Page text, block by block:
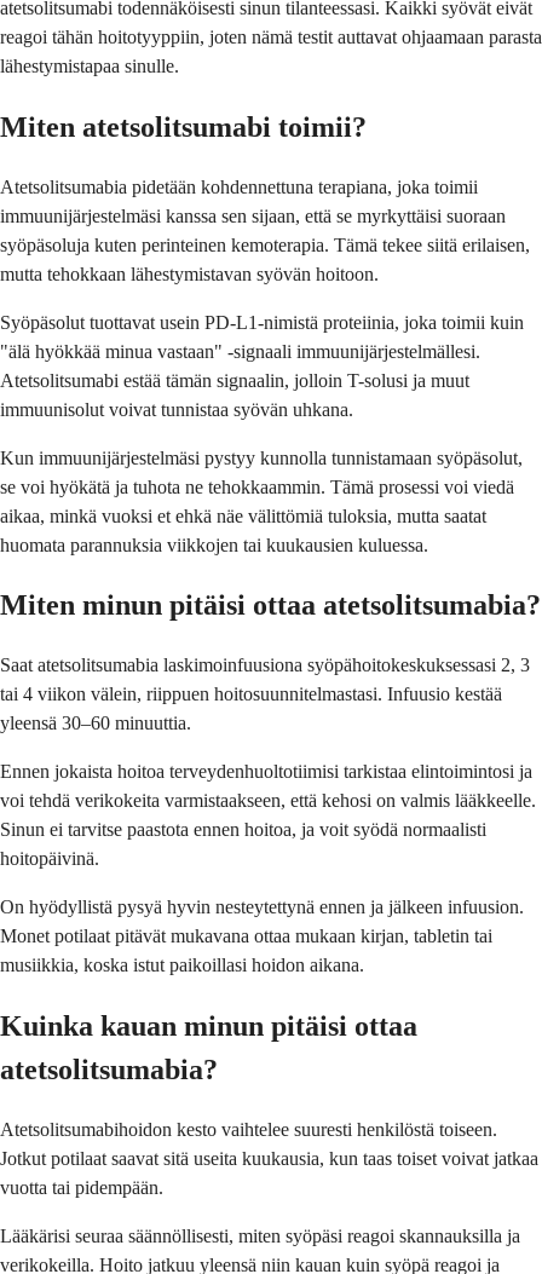
atetsolitsumabi todennäköisesti sinun tilanteessasi. Kaikki syövät eivät
reagoi tähän hoitotyyppiin, joten nämä testit auttavat ohjaamaan parasta
lähestymistapaa sinulle.
Miten atetsolitsumabi toimii?
Atetsolitsumabia pidetään kohdennettuna terapiana, joka toimii
immuunijärjestelmäsi kanssa sen sijaan, että se myrkyttäisi suoraan
syöpäsoluja kuten perinteinen kemoterapia. Tämä tekee siitä erilaisen,
mutta tehokkaan lähestymistavan syövän hoitoon.
Syöpäsolut tuottavat usein PD-L1-nimistä proteiinia, joka toimii kuin
"älä hyökkää minua vastaan" -signaali immuunijärjestelmällesi.
Atetsolitsumabi estää tämän signaalin, jolloin T-solusi ja muut
immuunisolut voivat tunnistaa syövän uhkana.
Kun immuunijärjestelmäsi pystyy kunnolla tunnistamaan syöpäsolut,
se voi hyökätä ja tuhota ne tehokkaammin. Tämä prosessi voi viedä
aikaa, minkä vuoksi et ehkä näe välittömiä tuloksia, mutta saatat
huomata parannuksia viikkojen tai kuukausien kuluessa.
Miten minun pitäisi ottaa atetsolitsumabia?
Saat atetsolitsumabia laskimoinfuusiona syöpähoitokeskuksessasi 2, 3
tai 4 viikon välein, riippuen hoitosuunnitelmastasi. Infuusio kestää
yleensä 30–60 minuuttia.
Ennen jokaista hoitoa terveydenhuoltotiimisi tarkistaa elintoimintosi ja
voi tehdä verikokeita varmistaakseen, että kehosi on valmis lääkkeelle.
Sinun ei tarvitse paastota ennen hoitoa, ja voit syödä normaalisti
hoitopäivinä.
On hyödyllistä pysyä hyvin nesteytettynä ennen ja jälkeen infuusion.
Monet potilaat pitävät mukavana ottaa mukaan kirjan, tabletin tai
musiikkia, koska istut paikoillasi hoidon aikana.
Kuinka kauan minun pitäisi ottaa
atetsolitsumabia?
Atetsolitsumabihoidon kesto vaihtelee suuresti henkilöstä toiseen.
Jotkut potilaat saavat sitä useita kuukausia, kun taas toiset voivat jatkaa
vuotta tai pidempään.
Lääkärisi seuraa säännöllisesti, miten syöpäsi reagoi skannauksilla ja
verikokeilla. Hoito jatkuu yleensä niin kauan kuin syöpä reagoi ja